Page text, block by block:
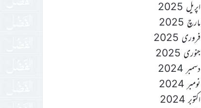
اپریل 2025
مارچ 2025
فروری 2025
جنوری 2025
دسمبر 2024
نومبر 2024
اکتوبر 2024